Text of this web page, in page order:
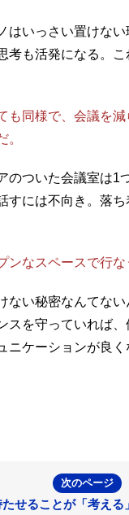
いっさい置けな
考も活発になる。
も同様で、会議を
。
のついた会議室は
すには不向き。落
なスペースで行な
ない秘密なんてな
スを守っていれば
ニケーションが良
次のページ
せることが「考える